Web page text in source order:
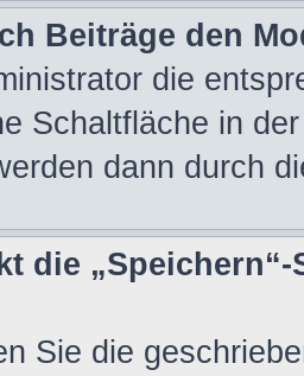
Beiträge den
die
Schaltfläche in
dann durch
die
Sie die